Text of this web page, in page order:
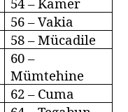
56 –Vakia
58 –Mücadile
60 –
Mümtehine
62 – Cuma